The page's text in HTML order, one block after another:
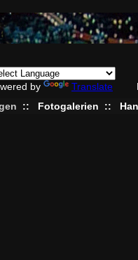
by Translate
:: Fotogalerien ::